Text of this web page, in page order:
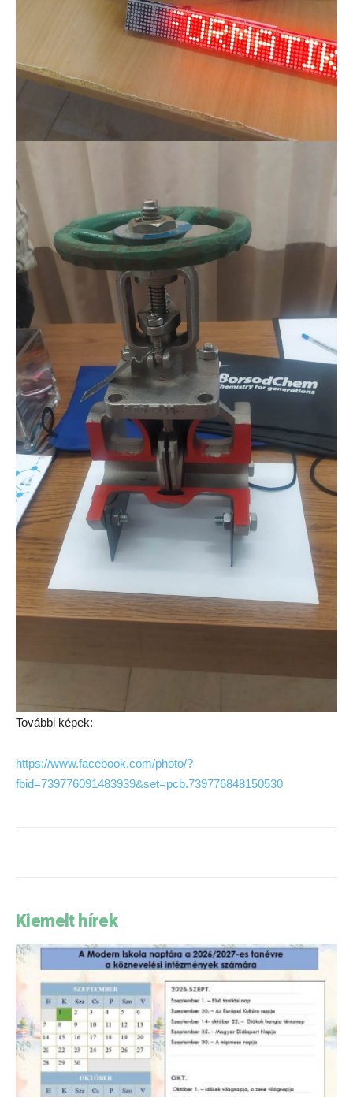
További képek:
https://www.facebook.com/photo/?
fbid=739776091483939&set=pcb.739776848150530
Kiemelt hírek